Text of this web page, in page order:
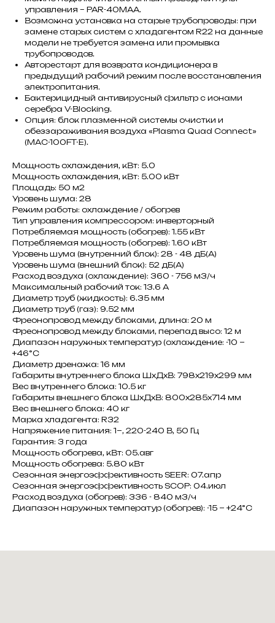
управления – PAR-40MAA.
Возможна установка на старые трубопроводы: при
замене старых систем с хладагентом R22 на данные
модели не требуется замена или промывка
трубопроводов.
Авторестарт для возврата кондиционера в
предыдущий рабочий режим после восстановления
электропитания.
Бактерицидный антивирусный фильтр с ионами
серебра V-Blocking.
Опция: блок плазменной системы очистки и
обеззараживания воздуха «Plasma Quad Connect»
(MAC-100FT-E).
Мощность охлаждения, кВт: 5.0
Мощность охлаждения, кВт: 5.00 кВт
Площадь: 50 м2
Уровень шума: 28
Режим работы: охлаждение / обогрев
Тип управления компрессором: инверторный
Потребляемая мощность (обогрев): 1.55 кВт
Потребляемая мощность (обогрев): 1.60 кВт
Уровень шума (внутренний блок): 28 - 48 дБ(А)
Уровень шума (внешний блок): 52 дБ(А)
Расход воздуха (охлаждение): 360 - 756 м3/ч
Максимальный рабочий ток: 13.6 A
Диаметр труб (жидкость): 6.35 мм
Диаметр труб (газ): 9.52 мм
Фреонопровод между блоками, длина: 20 м
Фреонопровод между блоками, перепад высо: 12 м
Диапазон наружных температур (охлаждение: -10 ~
+46°C
Диаметр дренажа: 16 мм
Габариты внутреннего блока ШxДxВ: 798x219x299 мм
Вес внутреннего блока: 10.5 кг
Габариты внешнего блока ШxДxВ: 800x285x714 мм
Вес внешнего блока: 40 кг
Марка хладагента: R32
Напряжение питания: 1~, 220-240 В, 50 Гц
Гарантия: 3 года
Мощность обогрева, кВт: 05.авг
Мощность обогрева: 5.80 кВт
Сезонная энергоэффективность SEER: 07.апр
Сезонная энергоэффективность SCOP: 04.июл
Расход воздуха (обогрев): 336 - 840 м3/ч
Диапазон наружных температур (обогрев): -15 ~ +24°C